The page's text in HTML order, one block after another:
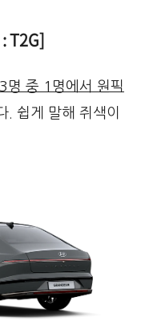
T2G]
명 중 1명에서 원픽
. 쉽게 말해 쥐색이